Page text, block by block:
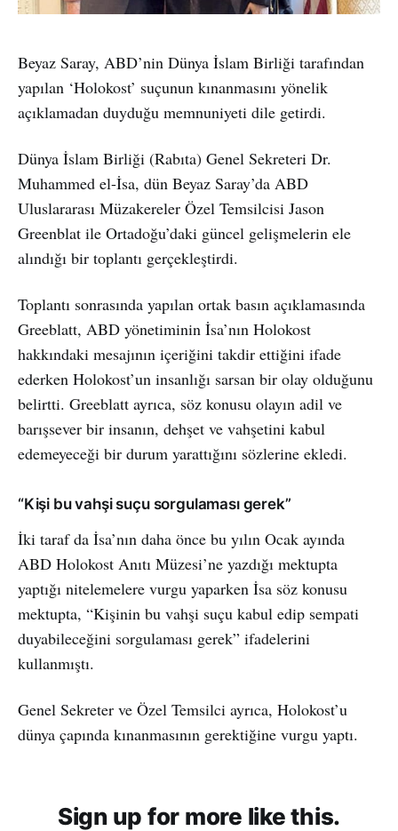
Beyaz Saray, ABD’nin Dünya İslam Birliği tarafından
yapılan ‘Holokost’ suçunun kınanmasını yönelik
açıklamadan duyduğu memnuniyeti dile getirdi.
Dünya İslam Birliği (Rabıta) Genel Sekreteri Dr.
Muhammed el-İsa, dün Beyaz Saray’da ABD
Uluslararası Müzakereler Özel Temsilcisi Jason
Greenblat ile Ortadoğu’daki güncel gelişmelerin ele
alındığı bir toplantı gerçekleştirdi.
Toplantı sonrasında yapılan ortak basın açıklamasında
Greeblatt, ABD yönetiminin İsa’nın Holokost
hakkındaki mesajının içeriğini takdir ettiğini ifade
ederken Holokost’un insanlığı sarsan bir olay olduğunu
belirtti. Greeblatt ayrıca, söz konusu olayın adil ve
barışsever bir insanın, dehşet ve vahşetini kabul
edemeyeceği bir durum yarattığını sözlerine ekledi.
“Kişi bu vahşi suçu sorgulaması gerek”
İki taraf da İsa’nın daha önce bu yılın Ocak ayında
ABD Holokost Anıtı Müzesi’ne yazdığı mektupta
yaptığı nitelemelere vurgu yaparken İsa söz konusu
mektupta, “Kişinin bu vahşi suçu kabul edip sempati
duyabileceğini sorgulaması gerek” ifadelerini
kullanmıştı.
Genel Sekreter ve Özel Temsilci ayrıca, Holokost’u
dünya çapında kınanmasının gerektiğine vurgu yaptı.
Sign up for more like this.